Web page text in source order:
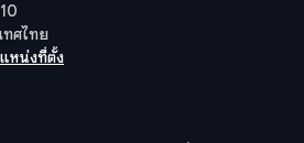
ทศไทย
หน่งที่ตั้ง